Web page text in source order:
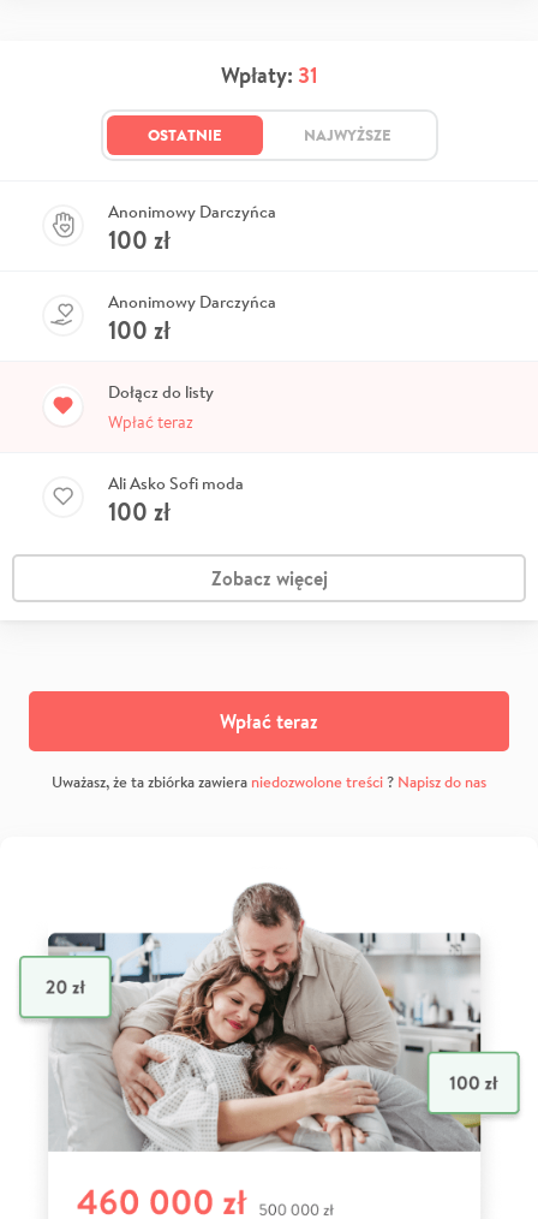
Wpłaty: 31
OSTATNIE NAJWYŻSZE
Anonimowy Darczyńca
100 zł
Anonimowy Darczyńca
100 zł
Dołącz do listy
Wpłać teraz
Ali Asko Sofi moda
100 zł
Zobacz więcej
Wpłać teraz
Uważasz, że ta zbiórka zawiera niedozwolone treści? Napisz do nas